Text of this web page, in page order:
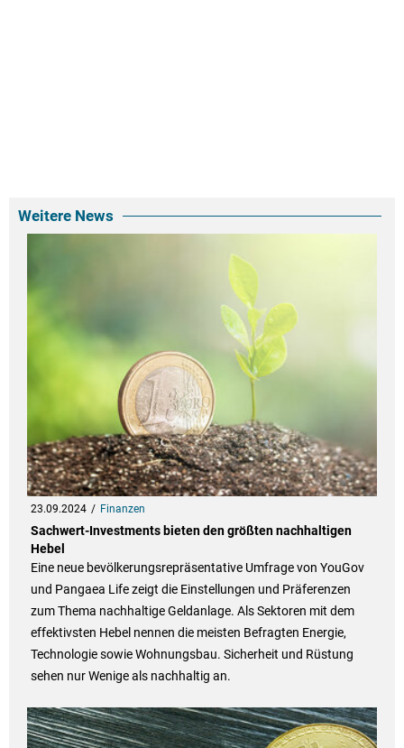
Weitere News
23.09.2024 Finanzen
Sachwert-Investments bieten den größten nachhaltigen
Hebel
Eine neue bevölkerungsrepräsentative Umfrage von YouGov
und Pangaea Life zeigt die Einstellungen und Präferenzen
zum Thema nachhaltige Geldanlage. Als Sektoren mit dem
effektivsten Hebel nennen die meisten Befragten Energie,
Technologie sowie Wohnungsbau. Sicherheit und Rüstung
sehen nur Wenige als nachhaltig an.